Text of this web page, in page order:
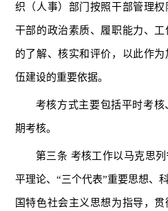
织（人事）部门按照干部管理
干部的政治素质、履职能力、
的了解、核实和评价，以此作
伍建设的重要依据。
考核方式主要包括平时考
期考核。
第三条 考核工作以马克思
平理论、“三个代表”重要思想、
国特色社会主义思想为指导，